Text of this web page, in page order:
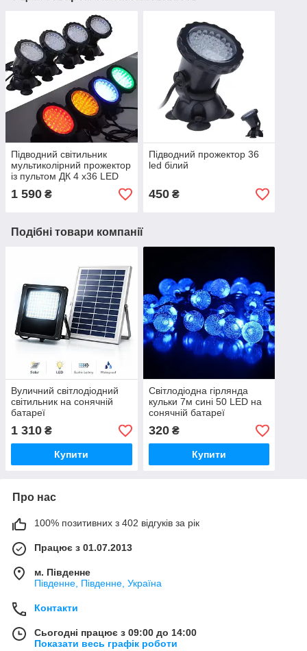
Підводний світильник
мультиколірний прожектор
із пультом ДК 4 х36 LED
RGB
1 590 ₴
Підводний прожектор 36
led білий
450₴
Подібні товари компанії
Вуличний світлодіодний
світильник на сонячній
батареї
1 310 ₴
Купити
Світлодіодна гірлянда
кульки 7м сині 50 LED на
сонячній батареї
320₴
Купити
Про нас
100% позитивних з 402 відгуків за рік
Працює з 01.07.2013
м. Південне
Південне, Південне, Україна
Контакти
Сьогодні працює з 09:00 до 14:00
Показати весь графік роботи